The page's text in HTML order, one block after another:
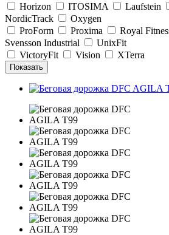
Horizon
ITOSIMA Laufstein
NordicTrack
Oxygen
ProForm
Proxima Royal
Svensson Industrial
UnixFit
VictoryFit
Vision XTerra